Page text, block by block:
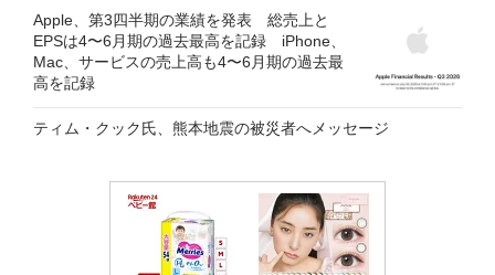
Apple、第3四半期の業績を発表 総売上と
EPSは4〜6月期の過去最高を記録 iPhone、
Mac、サービスの売上高も4〜6月期の過去最
高を記録
ティム・クック氏、熊本地震の被災者へメッセージ